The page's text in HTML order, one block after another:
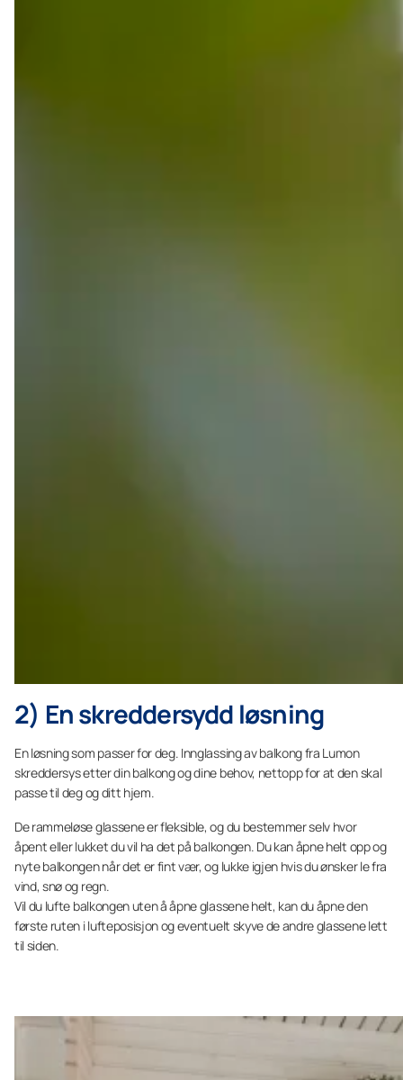
2) En skreddersydd løsning
En løsning som passer for deg. Innglassing av balkong fra Lumon
skreddersys etter din balkong og dine behov, nettopp for at den skal
passe til deg og ditt hjem.
De rammeløse glassene er fleksible, og du bestemmer selv hvor
åpent eller lukket du vil ha det på balkongen. Du kan åpne helt opp og
nyte balkongen når det er fint vær, og lukke igjen hvis du ønsker le fra
vind, snø og regn.
Vil du lufte balkongen uten å åpne glassene helt, kan du åpne den
første ruten i lufteposisjon og eventuelt skyve de andre glassene lett
til siden.